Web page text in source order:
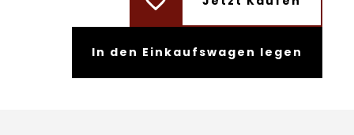
In den Einkaufswagen legen